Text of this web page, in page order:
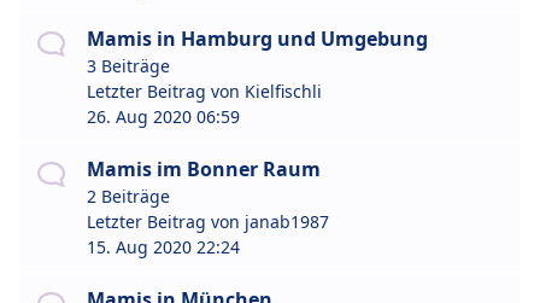
Mamis in Hamburg und Umgebung
3 Beiträge
Letzter Beitrag von Kielfischli
26. Aug 2020 06:59
Mamis im Bonner Raum
2 Beiträge
Letzter Beitrag von janab1987
15. Aug 2020 22:24